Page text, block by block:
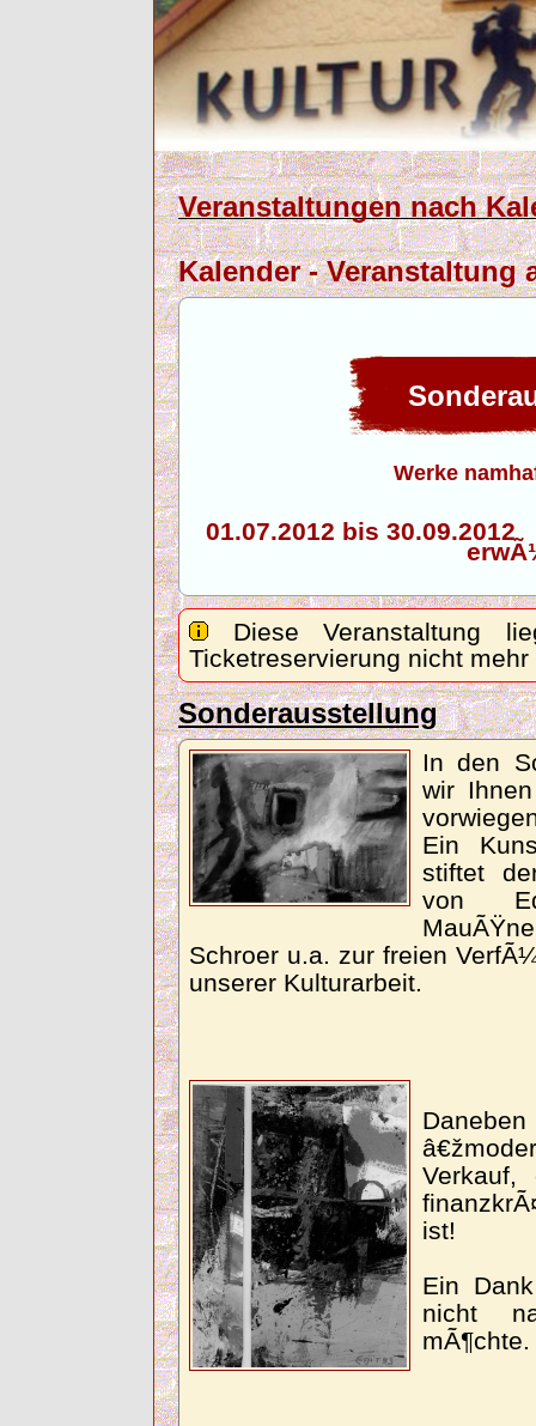
Veranstaltungen nach
Kalender - Veranstaltung
Werke
01.07.2012 bis
Diese Veranstaltung
Ticketreservierung nicht
Sonderausstellung
In den
wir
Ein
stiftet
von
Schroer u.a. zur freien
unserer Kulturarbeit.
ist!
Ein
nicht
mÃ¶chte.